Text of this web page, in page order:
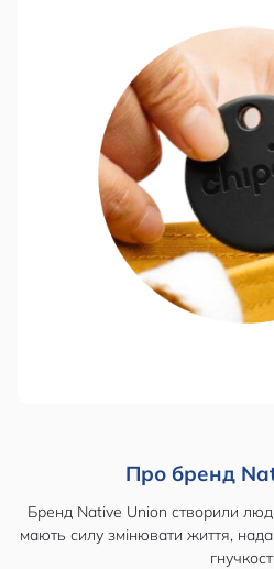
Про бренд
Бренд Native Union створили
мають силу змінювати життя,